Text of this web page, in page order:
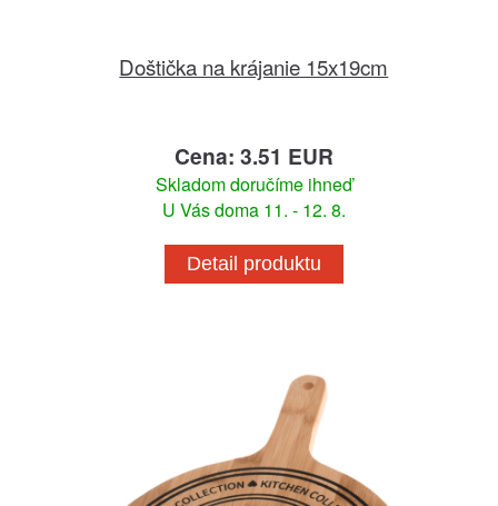
Doštička na krájanie 15x19cm
Cena: 3.51 EUR
Skladom doručíme ihneď
U Vás doma 11. - 12. 8.
Detail produktu